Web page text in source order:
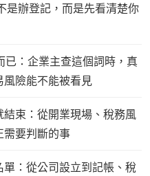
是辦登記，而是先看清楚你
：企業主查這個詞時，真
險能不能被看見
束：從開業現場、稅務風
需要判斷的事
：從公司設立到記帳、稅